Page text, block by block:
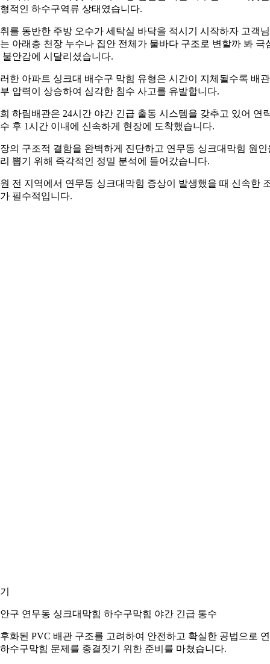
적인 하수구역류 상태였습니다.
를 동반한 주방 오수가 세탁실 바닥을 적시기 시작하자 고객
아래층 천장 누수나 집안 전체가 물바다 구조로 변할까 봐 극
불안감에 시달리셨습니다.
한 아파트 싱크대 배수구 막힘 유형은 시간이 지체될수록 배관
압력이 상승하여 심각한 침수 사고를 유발합니다.
하림배관은 24시간 야간 긴급 출동 시스템을 갖추고 있어 연
후 1시간 이내에 신속하게 현장에 도착했습니다.
의 구조적 결함을 완벽하게 진단하고 연무동 싱크대막힘 원인
뽑기 위해 즉각적인 정밀 분석에 들어갔습니다.
전 지역에서 연무동 싱크대막힘 증상이 발생했을 때 신속한
필수적입니다.
구 연무동 싱크대막힘 하수구막힘 야간 긴급 통수
화된 PVC 배관 구조를 고려하여 안전하고 확실한 공법으로
수구막힘 문제를 종결짓기 위한 준비를 마쳤습니다.